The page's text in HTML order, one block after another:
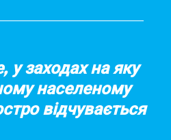
у заходах на яку
населеному
відчувається